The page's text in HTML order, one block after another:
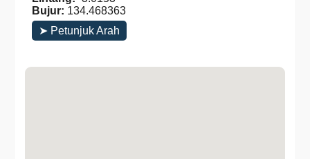
Bujur: 134.468363
➤ Petunjuk Arah